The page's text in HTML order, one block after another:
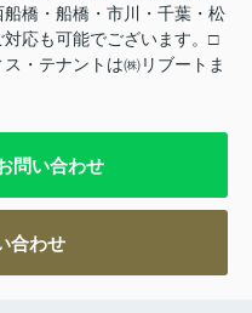
橋・船橋・市川・千葉・松
応も可能でございます。□
・テナントは㈱リブートま
問い合わせ
合わせ